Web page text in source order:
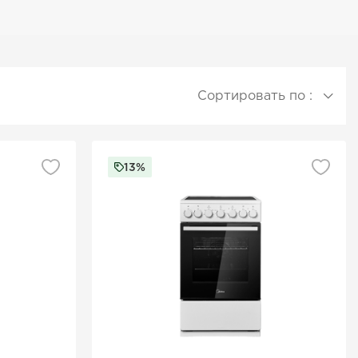
Сортировать по :
13%